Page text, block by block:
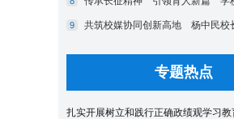
专题热点
扎实开展树立和践行正确政绩观学习教